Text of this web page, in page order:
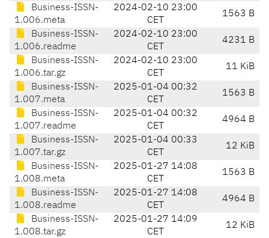
Business-ISSN-
1.006.meta
2024-02-10 23:00
CET
1563 B
Business-ISSN-
1.006.readme
2024-02-10 23:00
CET
4231 B
Business-ISSN-
1.006.tar.gz
2024-02-10 23:00
CET
11 KiB
Business-ISSN-
1.007.meta
2025-01-04 00:32
CET
1563 B
Business-ISSN-
1.007.readme
2025-01-04 00:32
CET
4964 B
Business-ISSN-
1.007.tar.gz
2025-01-04 00:33
CET
12 KiB
Business-ISSN-
1.008.meta
2025-01-27 14:08
CET
1563 B
Business-ISSN-
1.008.readme
2025-01-27 14:08
CET
4964 B
Business-ISSN-
1.008.tar.gz
2025-01-27 14:09
CET
12 KiB